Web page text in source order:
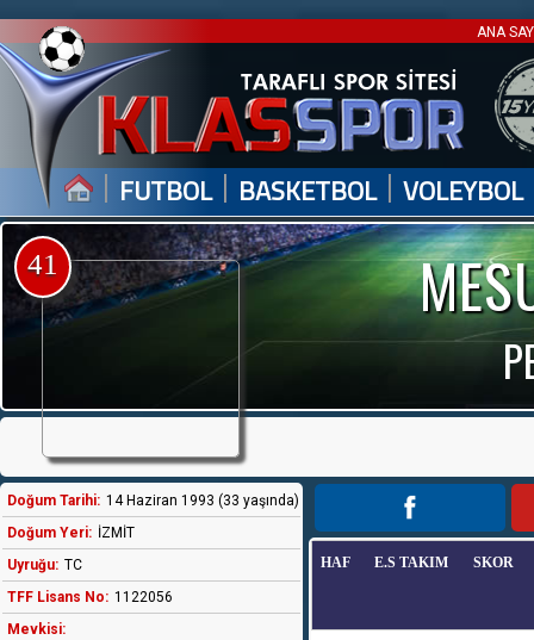
ANA
| FUTBOL | BASKETBOL | VOLEYBOL
41
Doğum Tarihi: 14 Haziran 1993 (33 yaşında)
Doğum Yeri: İZMİT
Uyruğu: TC
TFF Lisans No: 1122056
Mevkisi:
HAF E.S TAKIM SKOR